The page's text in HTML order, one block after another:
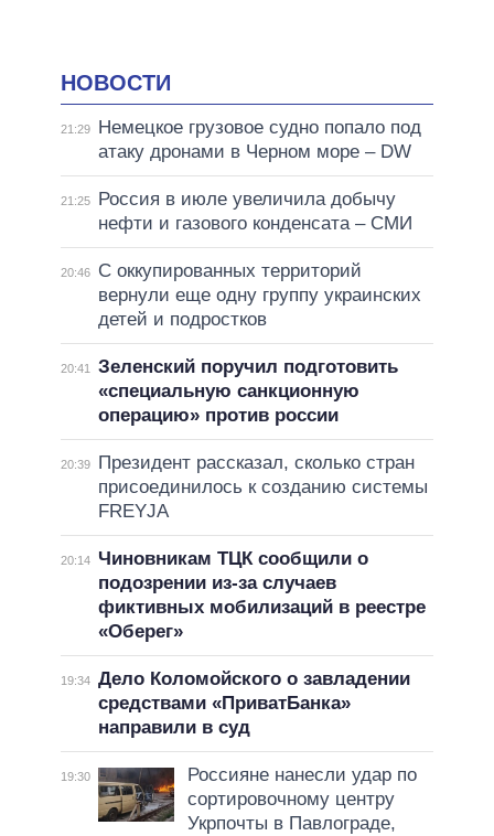
НОВОСТИ
21:29
Немецкое грузовое судно попало под
атаку дронами в Черном море – DW
21:25
Россия в июле увеличила добычу
нефти и газового конденсата – СМИ
20:46
С оккупированных территорий
вернули еще одну группу украинских
детей и подростков
20:41
Зеленский поручил подготовить
«специальную санкционную
операцию» против россии
20:39
Президент рассказал, сколько стран
присоединилось к созданию системы
FREYJA
20:14
Чиновникам ТЦК сообщили о
подозрении из-за случаев
фиктивных мобилизаций в реестре
«Оберег»
19:34 Дело Коломойского о завладении
средствами «ПриватБанка»
направили в суд
19:30
Россияне нанесли удар по
сортировочному центру
Укрпочты в Павлограде,